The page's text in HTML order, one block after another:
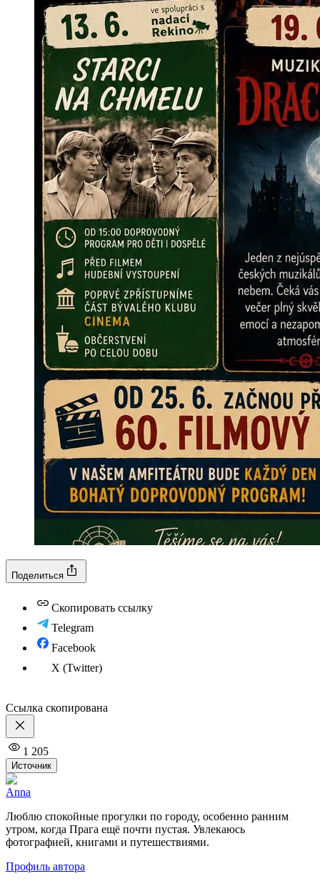
Поделиться
Скопировать ссылку
Telegram
Facebook
X (Twitter)
Ссылка скопирована
1 205
Источник
Anna
Люблю спокойные прогулки по городу, особенно ранним
утром, когда Прага ещё почти пустая. Увлекаюсь
фотографией, книгами и путешествиями.
Профиль автора